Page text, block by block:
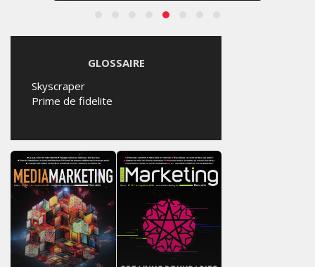
GLOSSAIRE
Skyscraper
Prime de fidelite